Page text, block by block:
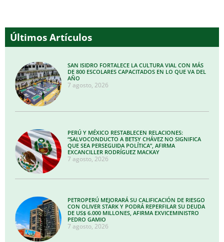
Últimos Artículos
SAN ISIDRO FORTALECE LA CULTURA VIAL CON MÁS
DE 800 ESCOLARES CAPACITADOS EN LO QUE VA DEL
AÑO
7 agosto, 2026
PERÚ Y MÉXICO RESTABLECEN RELACIONES:
“SALVOCONDUCTO A BETSY CHÁVEZ NO SIGNIFICA
QUE SEA PERSEGUIDA POLÍTICA”, AFIRMA
EXCANCILLER RODRÍGUEZ MACKAY
7 agosto, 2026
PETROPERÚ MEJORARÁ SU CALIFICACIÓN DE RIESGO
CON OLIVER STARK Y PODRÁ REPERFILAR SU DEUDA
DE US$ 6.000 MILLONES, AFIRMA EXVICEMINISTRO
PEDRO GAMIO
7 agosto, 2026